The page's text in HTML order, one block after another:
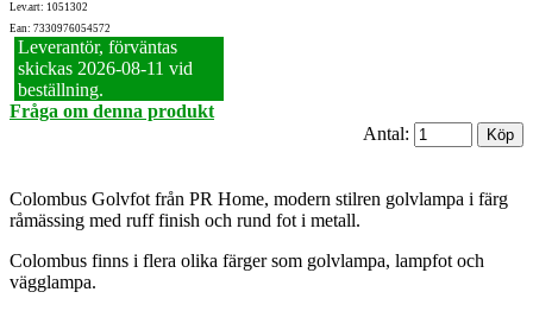
Lev.art: 1051302
Ean: 7330976054572
Leverantör, förväntas
skickas 2026‑08‑11 vid
beställning.
Fråga om denna produkt
Antal:
Colombus Golvfot från PR Home, modern stilren golvlampa i färg
råmässing med ruff finish och rund fot i metall.
Colombus finns i flera olika färger som golvlampa, lampfot och
vägglampa.